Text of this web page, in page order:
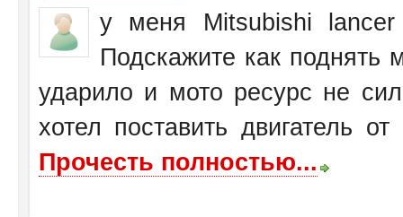
у меня Mitsubishi
Подскажите как поднять
ударило и мото ресурс не
хотел поставить двигатель
Прочесть полностью...